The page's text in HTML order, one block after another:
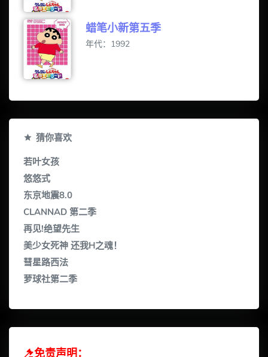
蜡笔小新第五季
年代：1992
猜你喜欢
若叶女孩
悠悠式
东京地震8.0
CLANNAD 第二季
再见!绝望先生
美少女死神 还我H之魂！
彗星路西法
萝球社第二季
免责声明：